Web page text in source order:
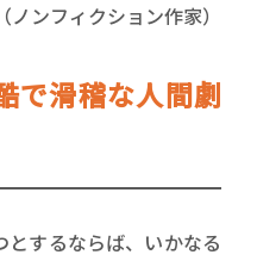
（ノンフィクション作家）
で滑稽な人間劇
するならば、いかなる